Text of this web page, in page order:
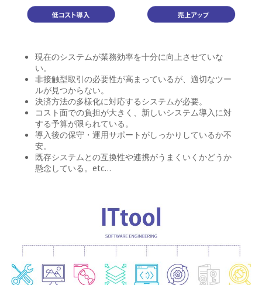
現在のシステムが業務効率を十分に向上させていな
い。
非接触型取引の必要性が高まっているが、適切なツー
ルが見つからない。
決済方法の多様化に対応するシステムが必要。
コスト面での負担が大きく、新しいシステム導入に対
する予算が限られている。
導入後の保守・運用サポートがしっかりしているか不
安。
既存システムとの互換性や連携がうまくいくかどうか
懸念している。etc…